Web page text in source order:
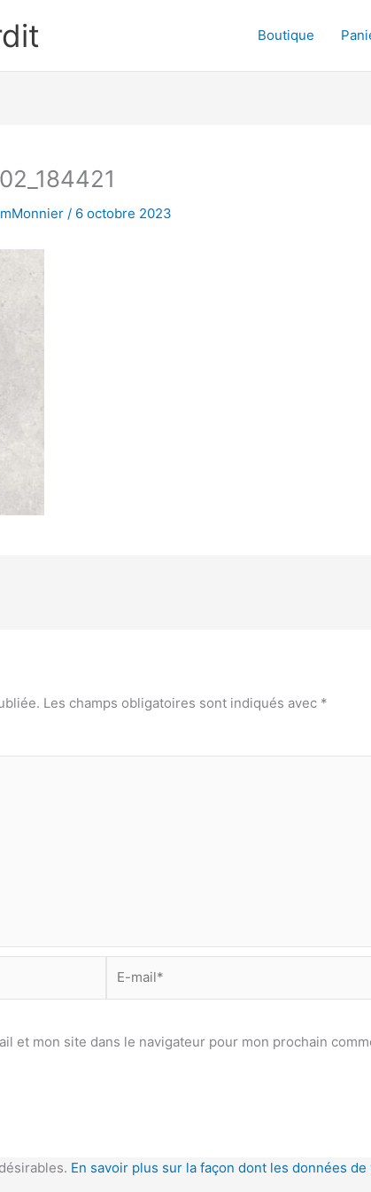
Boutique
/ 6 octobre 2023
Les champs obligatoires sont indiqués avec *
mail*
et mon site dans le navigateur pour mon prochain
En savoir plus sur la façon dont les données